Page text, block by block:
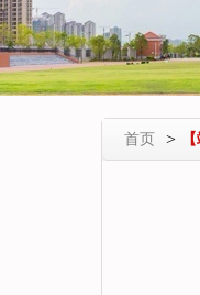
首页 >